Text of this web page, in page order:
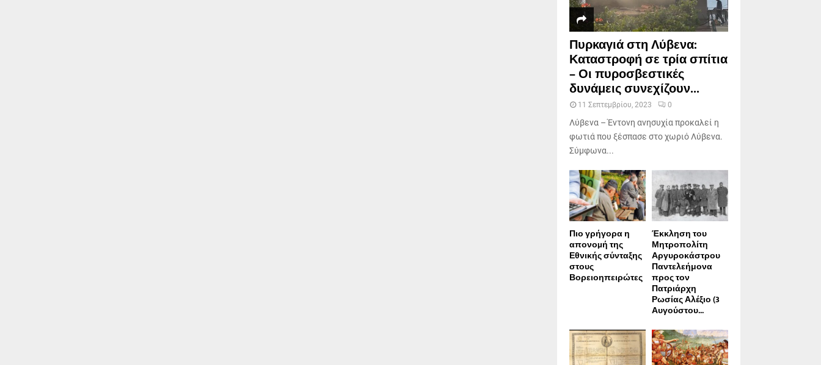
Πυρκαγιά στη Λύβενα:
Καταστροφή σε τρία σπίτια
– Οι πυροσβεστικές
δυνάμεις συνεχίζουν...
11 Σεπτεμβρίου, 2023 0
Λύβενα – Έντονη ανησυχία προκαλεί η
φωτιά που ξέσπασε στο χωριό Λύβενα.
Σύμφωνα...
Πιο γρήγορα η
απονοµή της
Εθνικής σύνταξης
στους
Βορειοηπειρώτες
Έκκληση του
Μητροπολίτη
Αργυροκάστρου
Παντελεήμονα
προς τον
Πατριάρχη
Ρωσίας Αλέξιο (3
Αυγούστου...